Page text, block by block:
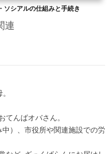
ソシアルの仕組みと手続き
連
てんばオバさん。
）、市役所や関連施設での労